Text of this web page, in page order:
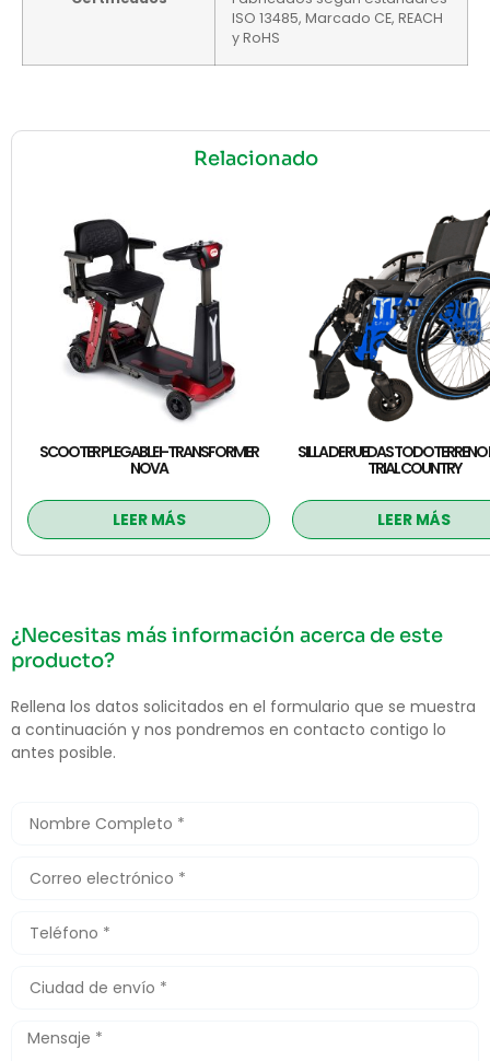
Relacionado
SCOOTER PLEGABLE I-TRANSFORMER
NOVA
LEER MÁS
SILLA DE RUEDAS
TRIAL COUNTRY
LEER MÁS
ISO 13485, Marcado CE, REACH
y RoHS
¿Necesitas más información acerca de este
producto?
Rellena los datos solicitados en el formulario que se muestra
a continuación y nos pondremos en contacto contigo lo
antes posible.